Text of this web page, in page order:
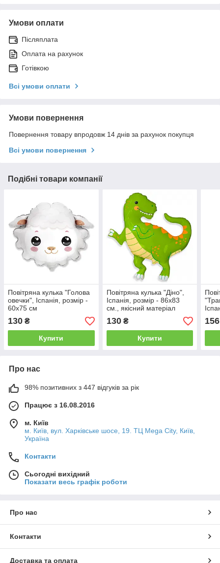
Умови оплати
Післяплата
Оплата на рахунок
Готівкою
Всі умови оплати
Умови повернення
Повернення товару впродовж 14 днів за рахунок покупця
Всі умови повернення
Подібні товари компанії
Повітряна кулька "Голова
овечки", Іспанія, розмір -
60х75 см
130 ₴
Купити
Повітряна кулька "Діно",
Іспанія, розмір - 86х83
см., якісний матеріал
130₴
Купити
156
Про нас
98% позитивних з 447 відгуків за рік
Працює з 16.08.2016
м. Київ
м. Київ, вул. Харківське шосе, 19. ТЦ Mega City, Київ,
Україна
Контакти
Сьогодні вихідний
Показати весь графік роботи
Про нас
Контакти
Доставка та оплата